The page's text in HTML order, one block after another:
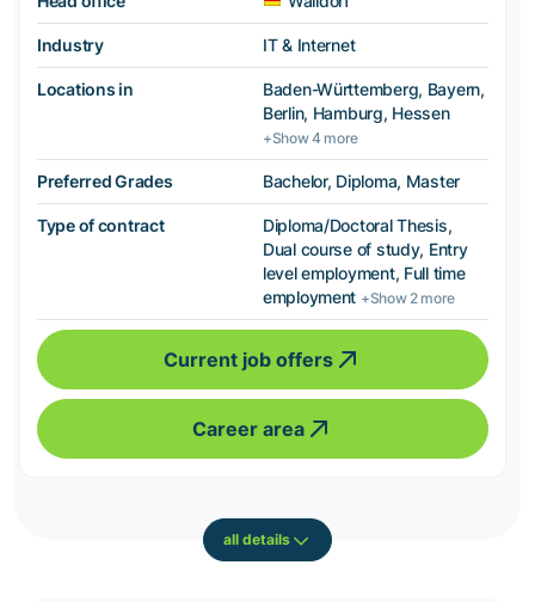
Industry IT & Internet
Locations in
Baden-Württemberg, Bayern,
Berlin, Hamburg, Hessen
+Show 4 more
Preferred Grades Bachelor, Diploma, Master
Type of contract
Diploma/Doctoral Thesis,
Dual course of study, Entry
level employment, Full time
employment +Show 2 more
Current job offers
Career area
all details